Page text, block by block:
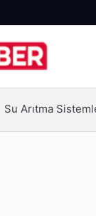
Su Arıtma